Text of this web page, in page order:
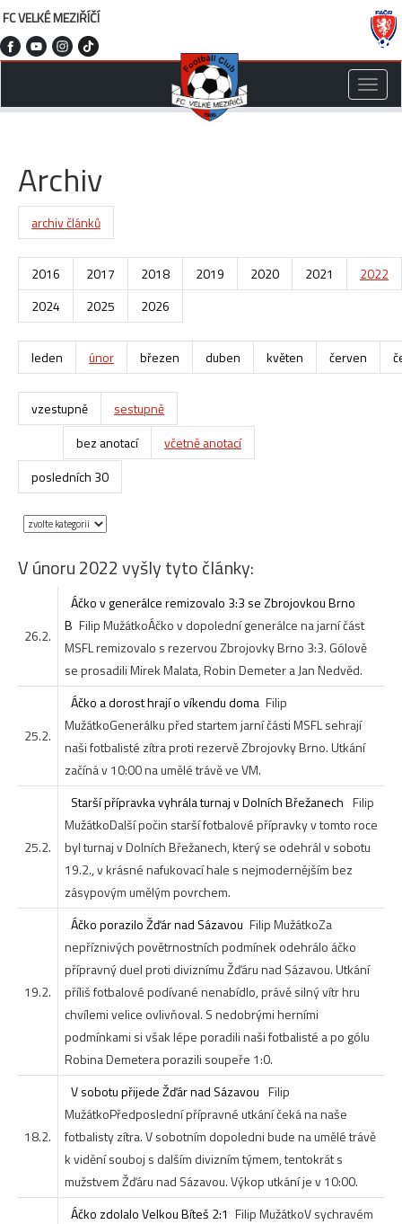
FC VELKÉ MEZIŘÍČÍ
Toggle
Archiv
archiv článků
2016 2017 2018 2019 2020 2021
2022
2024
2025 2026
leden únor březen duben květen červen
vzestupně
sestupně
bez anotací
včetně anotací
posledních 30
V únoru 2022 vyšly tyto články:
26.2.
Áčko v generálce remizovalo 3:3 se Zbrojovkou Brno
B Filip MužátkoÁčko v dopolední generálce na jarní část
MSFL remizovalo s rezervou Zbrojovky Brno 3:3. Gólově
se prosadili Mirek Malata, Robin Demeter a Jan Nedvěd.
25.2.
Áčko a dorost hrají o víkendu doma Filip
MužátkoGenerálku před startem jarní části MSFL sehrají
naši fotbalisté zítra proti rezervě Zbrojovky Brno. Utkání
začíná v 10:00 na umělé trávě ve VM.
25.2.
Starší přípravka vyhrála turnaj v Dolních Břežanech Filip
MužátkoDalší počin starší fotbalové přípravky v tomto roce
byl turnaj v Dolních Břežanech, který se odehrál v sobotu
19.2., v krásné nafukovací hale s nejmodernějším bez
zásypovým umělým povrchem.
19.2.
Áčko porazilo Žďár nad Sázavou Filip MužátkoZa
nepříznivých povětrnostních podmínek odehrálo áčko
přípravný duel proti diviznímu Žďáru nad Sázavou. Utkání
příliš fotbalové podívané nenabídlo, právě silný vítr hru
chvílemi velice ovlivňoval. S nedobrými herními
podmínkami si však lépe poradili naši fotbalisté a po gólu
Robina Demetera porazili soupeře 1:0.
18.2.
V sobotu přijede Žďár nad Sázavou Filip
MužátkoPředposlední přípravné utkání čeká na naše
fotbalisty zítra. V sobotním dopoledni bude na umělé trávě
k vidění souboj s dalším divizním týmem, tentokrát s
mužstvem Žďáru nad Sázavou. Výkop utkání je v 10:00.
Áčko zdolalo Velkou Bíteš 2:1 Filip MužátkoV sychravém